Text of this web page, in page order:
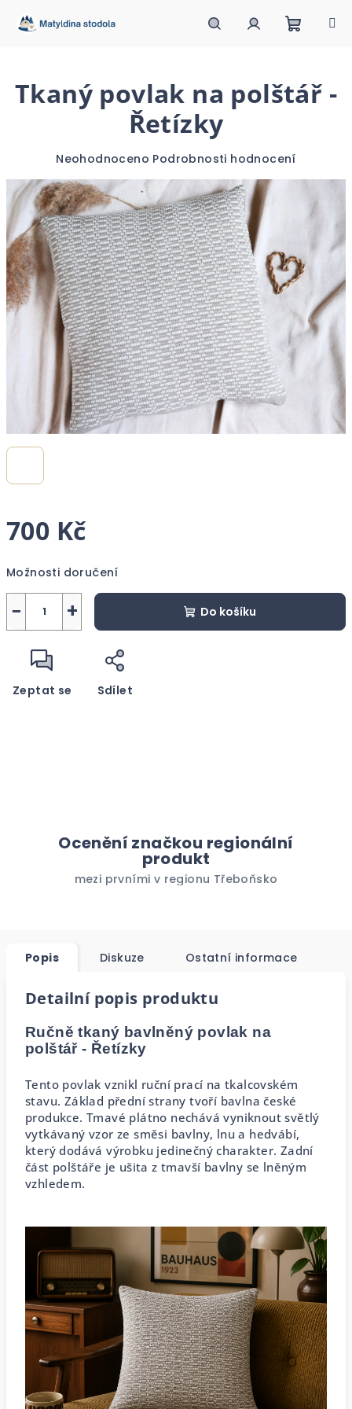
košík
700 Kč
cena:
Možnosti doručení
+
− Do košíku
Zeptat se Sdílet
Tkaný povlak na polštář -
Řetízky
Průměrné
produktu
je
0,0
z
5
hvězdiček.
Neohodnoceno Podrobnosti hodnocení
Ocenění značkou regionální
produkt
mezi prvními v regionu Třeboňsko
Popis Diskuze Ostatní informace
Detailní popis produktu
Ručně tkaný bavlněný povlak na
polštář - Řetízky
Tento povlak vznikl ruční prací na tkalcovském
stavu. Základ přední strany tvoří bavlna české
produkce. Tmavé plátno nechává vyniknout světlý
vytkávaný vzor ze směsi bavlny, lnu a hedvábí,
který dodává výrobku jedinečný charakter. Zadní
část polštáře je ušita z tmavší bavlny se lněným
vzhledem.